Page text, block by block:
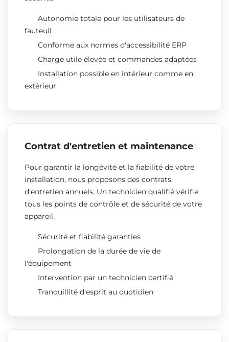
Autonomie totale pour les utilisateurs de
fauteuil
Conforme aux normes d'accessibilité ERP
Charge utile élevée et commandes adaptées
Installation possible en intérieur comme en
extérieur
Contrat d'entretien et maintenance
Pour garantir la longévité et la fiabilité de votre
installation, nous proposons des contrats
d'entretien annuels. Un technicien qualifié vérifie
tous les points de contrôle et de sécurité de votre
appareil.
Sécurité et fiabilité garanties
Prolongation de la durée de vie de
l'équipement
Intervention par un technicien certifié
Tranquillité d'esprit au quotidien